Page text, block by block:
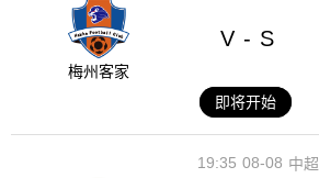
梅州客家
V - S
即将开始
08-08
19:35 中超